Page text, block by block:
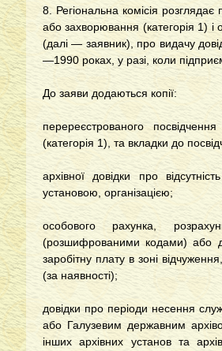
8. Регіональна комісія розглядає
або захворювання (категорія 1) і
(далі — заявник), про видачу
—1990 роках, у разі, коли
До заяви додаються копії:
перереєстрованого
(категорія 1), та вкладки до
архівної довідки про
установою, організацією;
особового рахунка,
(розшифрованими кодами) або
заробітну плату в зоні
(за наявності);
довідки про періоди несення
або Галузевим державним
інших архівних установ та